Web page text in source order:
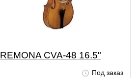
CVA-48 16.5"
Под заказ